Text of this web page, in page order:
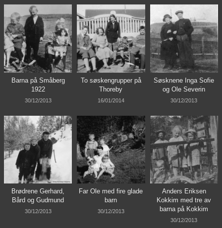
Barna på Småberg
1922
30/12/2013
To søskengrupper på
Thoreby
16/01/2014
Søsknene Inga Sofie
og Ole Severin
30/12/2013
Brødrene Gerhard,
Bård og Gudmund
30/12/2013
Far Ole med fire glade
barn
30/12/2013
Anders Eriksen
Kokkim med tre av
barna på Kokkim
30/12/2013